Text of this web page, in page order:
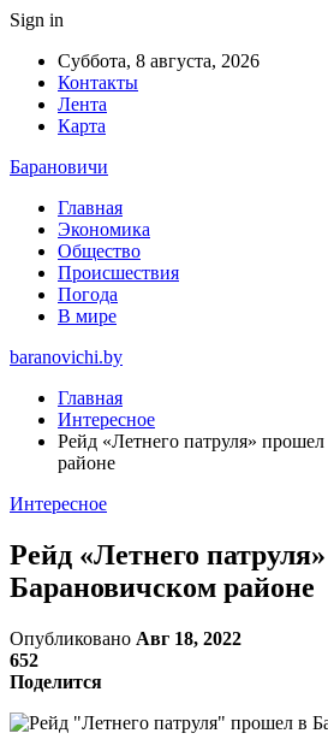
Sign in
Суббота, 8 августа, 2026
Контакты
Лента
Карта
Барановичи
Главная
Экономика
Общество
Происшествия
Погода
В мире
baranovichi.by
Главная
Интересное
Рейд «Летнего патруля»
районе
Интересное
Рейд «Летнего
Барановичском районе
Опубликовано Авг 18, 2022
652
Поделится